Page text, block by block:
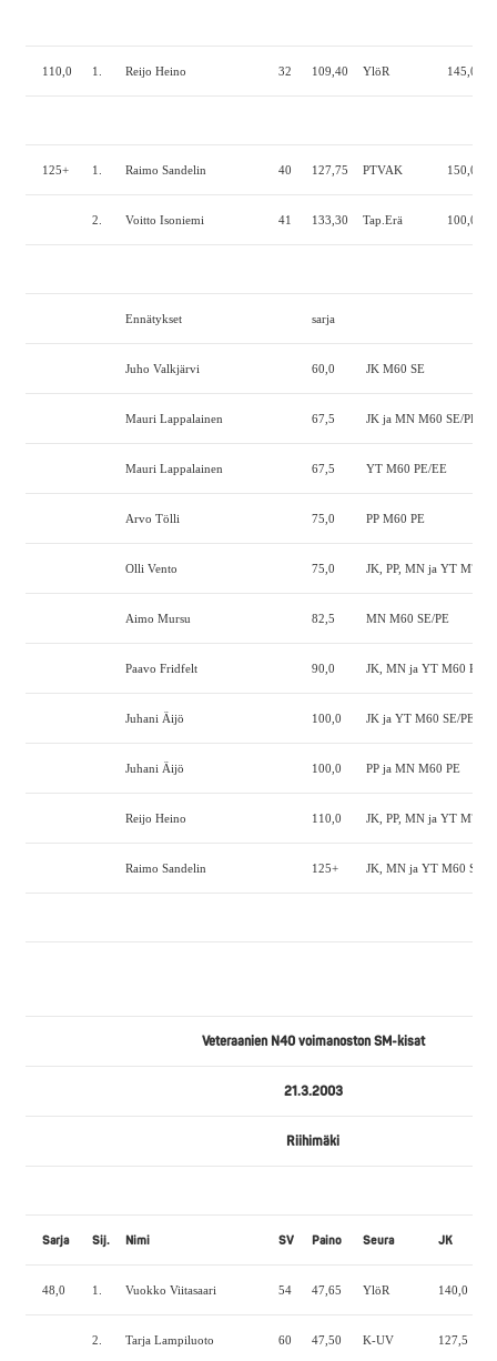
110,0 1. Reijo Heino 32 109,40 YlöR 145,0
125+ 1. Raimo Sandelin 40 127,75 PTVAK 150,0
2. Voitto Isoniemi 41 133,30 Tap.Erä 100,0
Ennätykset sarja
Juho Valkjärvi 60,0 JK M60 SE
Mauri Lappalainen 67,5 JK ja MN M60 SE/PE/
Mauri Lappalainen 67,5 YT M60 PE/EE
Arvo Tölli 75,0 PP M60 PE
Olli Vento 75,0 JK, PP, MN ja YT M70
Aimo Mursu 82,5 MN M60 SE/PE
Paavo Fridfelt 90,0 JK, MN ja YT M60 PE
Juhani Äijö 100,0 JK ja YT M60 SE/PE
Juhani Äijö 100,0 PP ja MN M60 PE
Reijo Heino 110,0 JK, PP, MN ja YT M70
Raimo Sandelin 125+ JK, MN ja YT M60 SE/
Veteraanien N40 voimanoston SM-kisat
21.3.2003
Riihimäki
Sarja Sij. Nimi SV Paino Seura JK
48,0 1. Vuokko Viitasaari 54 47,65 YlöR 140,0
2. Tarja Lampiluoto 60 47,50 K-UV 127,5